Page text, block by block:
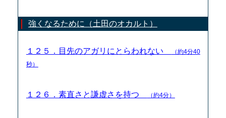
強くなるために（土田のオカルト）
１２５．目先のアガリにとらわれない
（約4分40
秒）
１２６．素直さと謙虚さを持つ （約4分）